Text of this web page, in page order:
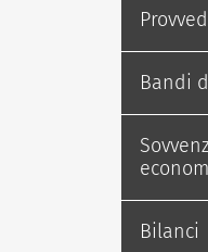
Bandi
Bilanci